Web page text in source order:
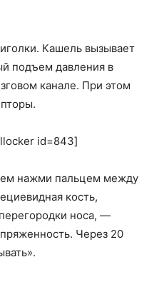
Кашель вызывает
подъем давления в
канале. При этом
id=843]
нажми пальцем между
кость,
носа, —
Через 20